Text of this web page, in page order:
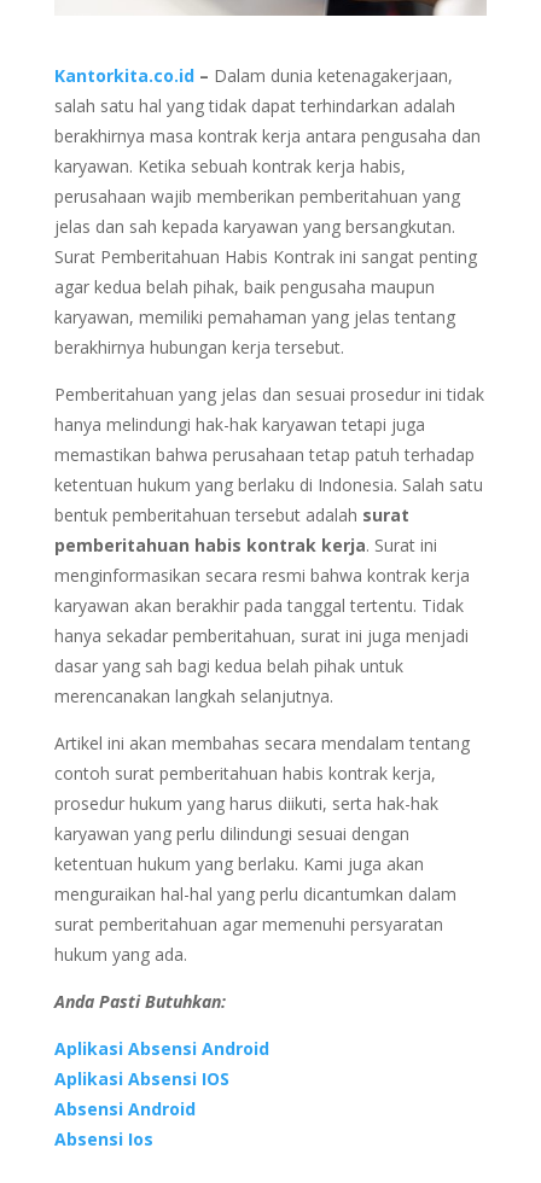
Kantorkita.co.id – Dalam dunia ketenagakerjaan,
salah satu hal yang tidak dapat terhindarkan adalah
berakhirnya masa kontrak kerja antara pengusaha dan
karyawan. Ketika sebuah kontrak kerja habis,
perusahaan wajib memberikan pemberitahuan yang
jelas dan sah kepada karyawan yang bersangkutan.
Surat Pemberitahuan Habis Kontrak ini sangat penting
agar kedua belah pihak, baik pengusaha maupun
karyawan, memiliki pemahaman yang jelas tentang
berakhirnya hubungan kerja tersebut.
Pemberitahuan yang jelas dan sesuai prosedur ini tidak
hanya melindungi hak-hak karyawan tetapi juga
memastikan bahwa perusahaan tetap patuh terhadap
ketentuan hukum yang berlaku di Indonesia. Salah satu
bentuk pemberitahuan tersebut adalah surat
pemberitahuan habis kontrak kerja. Surat ini
menginformasikan secara resmi bahwa kontrak kerja
karyawan akan berakhir pada tanggal tertentu. Tidak
hanya sekadar pemberitahuan, surat ini juga menjadi
dasar yang sah bagi kedua belah pihak untuk
merencanakan langkah selanjutnya.
Artikel ini akan membahas secara mendalam tentang
contoh surat pemberitahuan habis kontrak kerja,
prosedur hukum yang harus diikuti, serta hak-hak
karyawan yang perlu dilindungi sesuai dengan
ketentuan hukum yang berlaku. Kami juga akan
menguraikan hal-hal yang perlu dicantumkan dalam
surat pemberitahuan agar memenuhi persyaratan
hukum yang ada.
Anda Pasti Butuhkan:
Aplikasi Absensi Android
Aplikasi Absensi IOS
Absensi Android
Absensi Ios